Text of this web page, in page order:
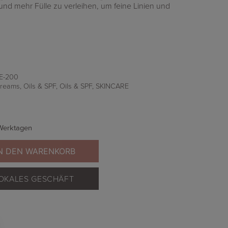
mehr Fülle zu verleihen, um feine Linien und
200
Oils & SPF Oils & SPF SKINCARE
DEN WARENKORB
GESCHÄFT